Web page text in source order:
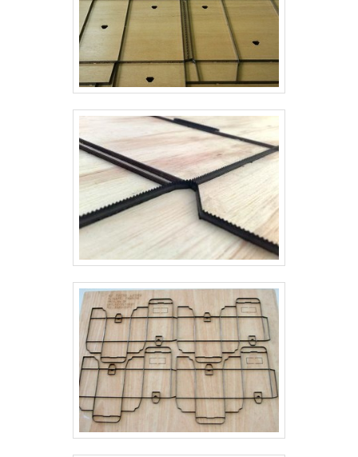
fidelização do cliente.É por tudo isso que a
Real Laser Facas é uma empresa altamente
qualificada quando se explana o segmento de
facas para corte e vinco. O objetivo é
atualidade para os clientes.QUALIDADES E
PONTOS FORTES DA EMPRESASomente
na Real Laser Facas existem as melhores
condições para quem deseja achar o que
precisa para facas para corte e vinco.
Prezando pelo que há de mais moderno, traz
inovações e variedades em faca gráfica
manual e facas para embalagens com ótima
qualidade e precisão.A empresa conta com
um time de profissionais qualificados para o
serviço, além de investir em equipamentos
modernos, que se ajustam a qualquer
necessidade.A Real Laser Facas é uma
empresa que tem se destacado da
concorrência pela seriedade e qualidade que
garante a melhor experiência para parceiros
novos e antigos.